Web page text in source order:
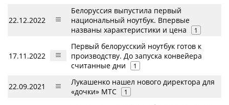
22.12.2022
Белоруссия выпустила первый
национальный ноутбук. Впервые
названы характеристики и цена
1
17.11.2022
Первый белорусский ноутбук готов к
производству. До запуска конвейера
считанные дни
1
22.09.2021
Лукашенко нашел нового директора для
«дочки» МТС
1